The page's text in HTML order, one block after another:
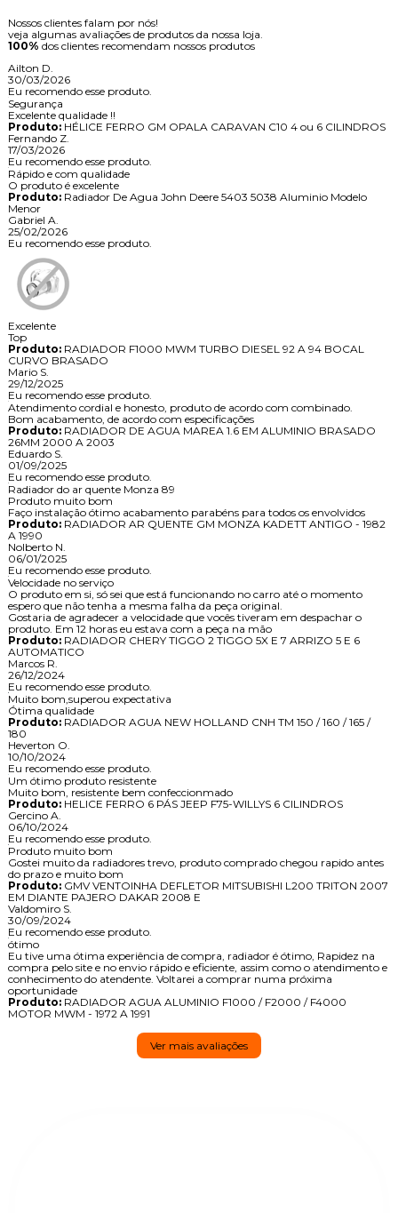
Nossos clientes falam por nós!
veja algumas avaliações de produtos da nossa loja.
100% dos clientes recomendam nossos produtos
Ailton D.
30/03/2026
Eu recomendo esse produto.
Segurança
Excelente qualidade !!
Produto:HÉLICE FERRO GM OPALA CARAVAN C10 4 ou 6 CILINDROS
Fernando Z.
17/03/2026
Eu recomendo esse produto.
Rápido e com qualidade
O produto é excelente
Produto:Radiador De Agua John Deere 5403 5038 Aluminio Modelo
Menor
Gabriel A.
25/02/2026
Eu recomendo esse produto.
Excelente
Top
Produto:RADIADOR F1000 MWM TURBO DIESEL 92 A 94 BOCAL
CURVO BRASADO
Mario S.
29/12/2025
Eu recomendo esse produto.
Atendimento cordial e honesto, produto de acordo com combinado.
Bom acabamento, de acordo com especificações
Produto:RADIADOR DE AGUA MAREA 1.6 EM ALUMINIO BRASADO
26MM 2000 A 2003
Eduardo S.
01/09/2025
Eu recomendo esse produto.
Radiador do ar quente Monza 89
Produto muito bom
Faço instalação ótimo acabamento parabéns para todos os envolvidos
Produto:RADIADOR AR QUENTE GM MONZA KADETT ANTIGO - 1982
A 1990
Nolberto N.
06/01/2025
Eu recomendo esse produto.
Velocidade no serviço
O produto em si, só sei que está funcionando no carro até o momento
espero que não tenha a mesma falha da peça original.
Gostaria de agradecer a velocidade que vocês tiveram em despachar o
produto. Em 12 horas eu estava com a peça na mão
Produto:RADIADOR CHERY TIGGO 2 TIGGO 5X E 7 ARRIZO 5 E 6
AUTOMATICO
Marcos R.
26/12/2024
Eu recomendo esse produto.
Muito bom,superou expectativa
Ótima qualidade
Produto:RADIADOR AGUA NEW HOLLAND CNH TM 150 / 160 / 165 /
180
Heverton O.
10/10/2024
Eu recomendo esse produto.
Um ótimo produto resistente
Muito bom, resistente bem confeccionmado
Produto:HELICE FERRO 6 PÁS JEEP F75-WILLYS 6 CILINDROS
Gercino A.
06/10/2024
Eu recomendo esse produto.
Produto muito bom
Gostei muito da radiadores trevo, produto comprado chegou rapido antes
do prazo e muito bom
Produto:GMV VENTOINHA DEFLETOR MITSUBISHI L200 TRITON 2007
EM DIANTE PAJERO DAKAR 2008 E
Valdomiro S.
30/09/2024
Eu recomendo esse produto.
ótimo
Eu tive uma ótima experiência de compra, radiador é ótimo, Rapidez na
compra pelo site e no envio rápido e eficiente, assim como o atendimento e
conhecimento do atendente. Voltarei a comprar numa próxima
oportunidade
Produto:RADIADOR AGUA ALUMINIO F1000 / F2000 / F4000
MOTOR MWM - 1972 A 1991
Ver mais avaliações